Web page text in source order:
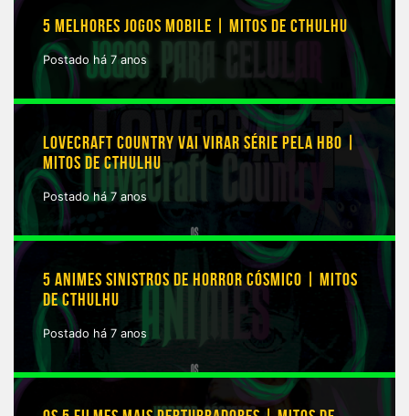
5 MELHORES JOGOS MOBILE | MITOS DE CTHULHU
Postado há 7 anos
LOVECRAFT COUNTRY VAI VIRAR SÉRIE PELA HBO |
MITOS DE CTHULHU
Postado há 7 anos
5 ANIMES SINISTROS DE HORROR CÓSMICO | MITOS
DE CTHULHU
Postado há 7 anos